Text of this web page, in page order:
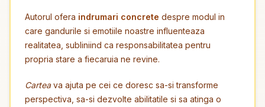
Autorul ofera indrumari concrete despre modul in
care gandurile si emotiile noastre influenteaza
realitatea, subliniind ca responsabilitatea pentru
propria stare a fiecaruia ne revine.
Carteava ajuta pe cei ce doresc sa-si transforme
perspectiva, sa-si dezvolte abilitatile si sa atinga o